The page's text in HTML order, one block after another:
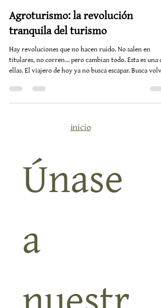
Agroturismo: la revolución
tranquila del turismo
Hay revoluciones que no hacen ruido. No salen en
titulares, no corren… pero cambian todo. Esta es una
ellas. El viajero de hoy ya no busca escapar. Busca volver
sin darnos cuenta, el turismo ha empezado a
transformarse. Menos ciudad, menos prisa, menos
los Lentos , no nos adaptamos a esta tendencia.La
inicio
Únase
a